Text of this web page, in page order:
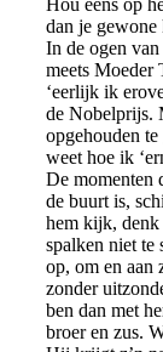
dan je gewone
In de ogen
meets Moeder
‘eerlijk ik
de Nobelprijs.
opgehouden
weet hoe ik
De momenten
de buurt is,
hem kijk,
spalken niet te
op, om en aan
zonder
ben dan met
broer en zus.